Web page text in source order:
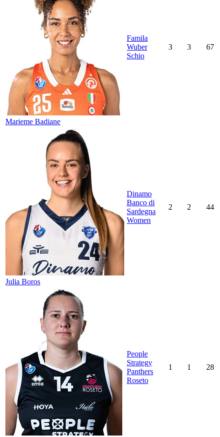
Marieme Badiane
Famila
Wuber
Schio
3 3 67
Julia Boros
Dinamo
Banco di
Sardegna
Women
2 2 44
People
Strategy
Panthers
Roseto
1 1 28